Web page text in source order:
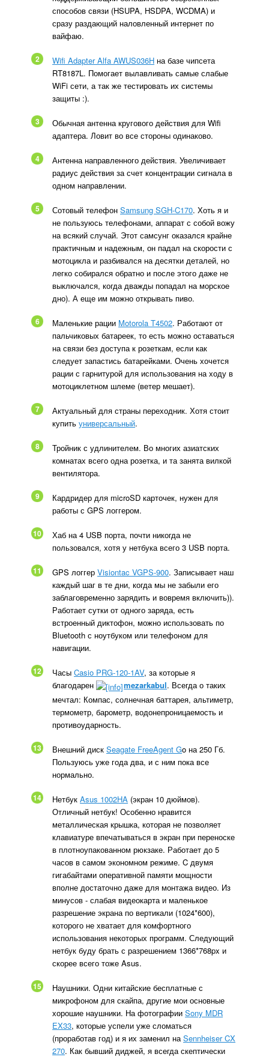
способов связи (HSUPA, HSDPA, WCDMA) и
сразу раздающий наловленный интернет по
вайфаю.
Wifi Adapter Alfa AWUS036H на базе чипсета
RT8187L. Помогает вылавливать самые слабые
WiFi сети, а так же тестировать их системы
защиты :).
2
Обычная антенна кругового действия для Wifi
адаптера. Ловит во все стороны одинаково.
3
Антенна направленного действия. Увеличивает
радиус действия за счет концентрации сигнала в
одном направлении.
4
Сотовый телефонSamsung SGH-C170. Хоть я и
не пользуюсь телефонами, аппарат с собой вожу
на всякий случай. Этот самсунг оказался крайне
практичным и надежным, он падал на скорости с
мотоцикла и разбивался на десятки деталей, но
легко собирался обратно и после этого даже не
выключался, когда дважды попадал на морское
дно). А еще им можно открывать пиво.
5
Маленькие рации Motorola T4502. Работают от
пальчиковых батареек, то есть можно оставаться
на связи без доступа к розеткам, если как
следует запастись батарейками. Очень хочется
рации с гарнитурой для использования на ходу в
мотоциклетном шлеме (ветер мешает).
6
Актуальный для страны переходник. Хотя стоит
купитьуниверсальный.
7
Тройник с удлинителем. Во многих азиатских
комнатах всего одна розетка, и та занята вилкой
вентилятора.
8
Кардридер для microSD карточек, нужен для
работы с GPS логгером.
9
Хаб на 4 USB порта, почти никогда не
пользовался, хотя у нетбука всего 3 USB порта.
10
GPS логгерVisiontac VGPS-900. Записывает наш
каждый шаг в те дни, когда мы не забыли его
заблаговременно зарядить и вовремя включить)).
Работает сутки от одного заряда, есть
встроенный диктофон, можно использовать по
Bluetooth с ноутбуком или телефоном для
навигации.
11
ЧасыCasio PRG-120-1AV, за которые я
благодарен
mezarkabul. Всегда о таких
мечтал: Компас, солнечная баттарея, альтиметр,
термометр, барометр, водонепроницаемость и
противоударность.
12
Внешний дискSeagate FreeAgent Go на 250 Гб.
Пользуюсь уже года два, и с ним пока все
нормально.
13
НетбукAsus 1002HA (экран 10 дюймов).
Отличный нетбук! Особенно нравится
металлическая крышка, которая не позволяет
клавиатуре впечатываться в экран при переноске
в плотноупакованном рюкзаке. Работает до 5
часов в самом экономном режиме. C двумя
гигабайтами оперативной памяти мощности
вполне достаточно даже для монтажа видео. Из
минусов - слабая видеокарта и маленькое
разрешение экрана по вертикали (1024*600),
которого не хватает для комфортного
использования некоторых программ. Следующий
нетбук буду брать с разрешением 1366*768px и
скорее всего тоже Asus.
14
Наушники. Одни китайские бесплатные с
микрофоном для скайпа, другие мои основные
хорошие наушники. На фотографииSony MDR
EX33, которые успели уже сломаться
(проработав год) и я их заменил наSennheiser CX
270. Как бывший диджей, я всегда скептически
15